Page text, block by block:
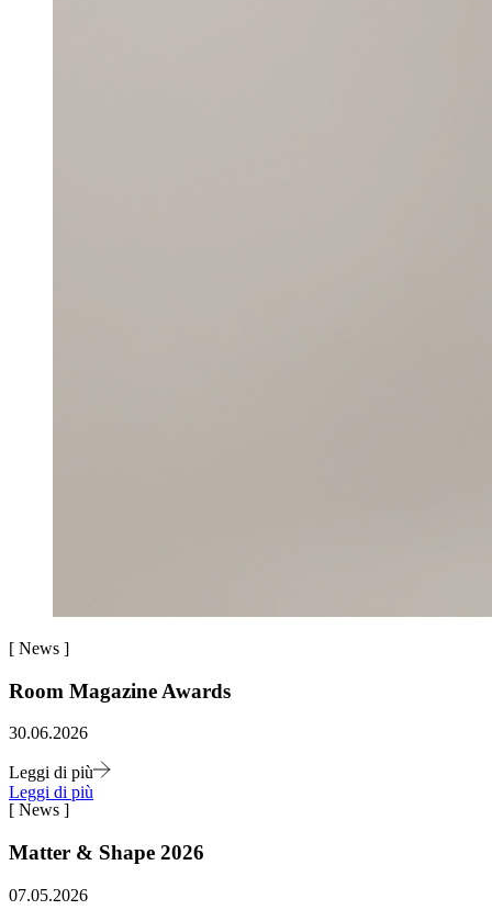
[ News ]
Room Magazine Awards
30.06.2026
Leggi di più
Leggi di più
[ News ]
Matter & Shape 2026
07.05.2026